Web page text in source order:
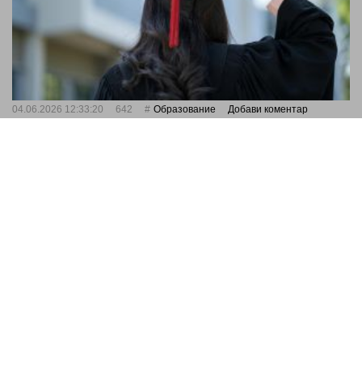
04.06.2026 12:33:20 642 Oбразование Добави коментар